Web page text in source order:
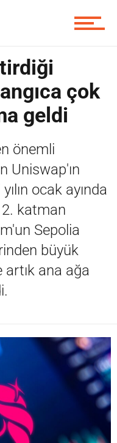
çok
geldi
önemli
Uniswap'ın
ocak ayında
katman
Sepolia
büyük
artık ana ağa